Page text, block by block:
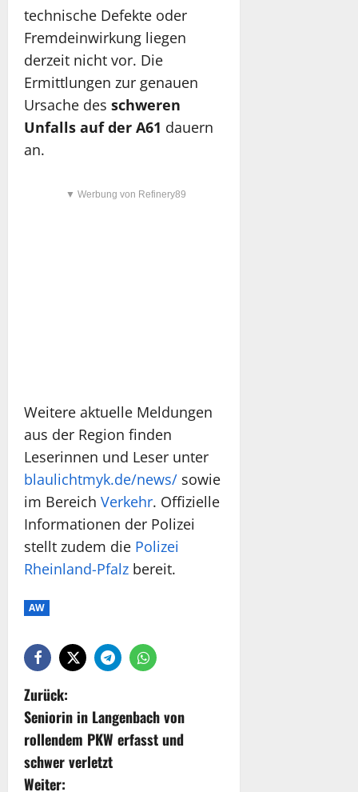
technische Defekte oder
Fremdeinwirkung liegen
derzeit nicht vor. Die
Ermittlungen zur genauen
Ursache des schweren
Unfalls auf der A61 dauern
an.
▼ Werbung von Refinery89
Weitere aktuelle Meldungen
aus der Region finden
Leserinnen und Leser unter
blaulichtmyk.de/news/ sowie
im Bereich Verkehr. Offizielle
Informationen der Polizei
stellt zudem die Polizei
Rheinland-Pfalz bereit.
AW
Zurück:
Seniorin in Langenbach von
rollendem PKW erfasst und
schwer verletzt
Weiter: